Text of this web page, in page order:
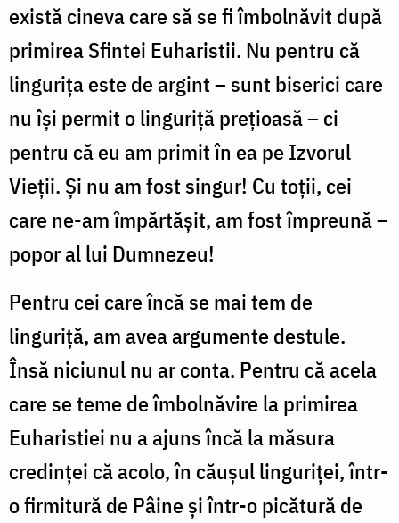
există cineva care să se fi îmbolnăvit după
primirea Sfintei Euharistii. Nu pentru că
lingurița este de argint – sunt biserici care
nu își permit o linguriță prețioasă – ci
pentru că eu am primit în ea pe Izvorul
Vieții. Și nu am fost singur! Cu toții, cei
care ne-am împărtășit, am fost împreună –
popor al lui Dumnezeu!
Pentru cei care încă se mai tem de
linguriță, am avea argumente destule.
Însă niciunul nu ar conta. Pentru că acela
care se teme de îmbolnăvire la primirea
Euharistiei nu a ajuns încă la măsura
credinței că acolo, în căușul linguriței, într-
o firmitură de Pâine și într-o picătură de